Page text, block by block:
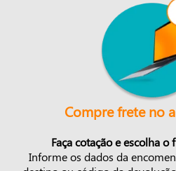
Compre frete no
Faça cotação e escolha o
Informe os dados da